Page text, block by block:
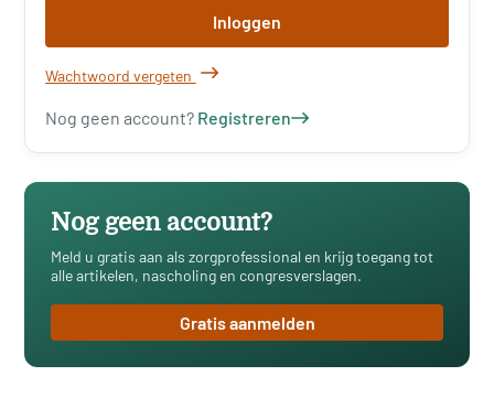
Inloggen
Wachtwoord vergeten
Nog geen account? Registreren
Nog geen account?
Meld u gratis aan als zorgprofessional en krijg toegang tot
alle artikelen, nascholing en congresverslagen.
Gratis aanmelden